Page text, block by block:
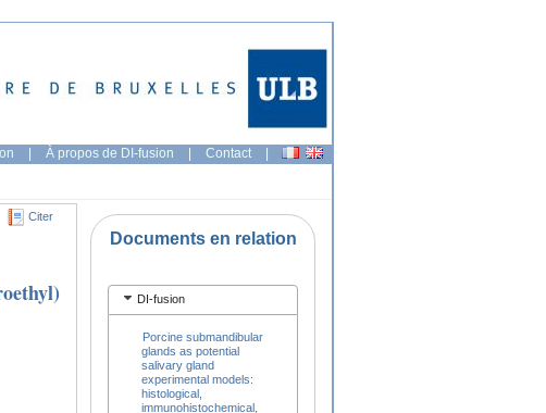
| À propos de DI-fusion | Contact |
Citer
Documents en relation
DI-fusion
Porcine submandibular
glands as potential
salivary gland
experimental models:
histological,
immunohistochemical,